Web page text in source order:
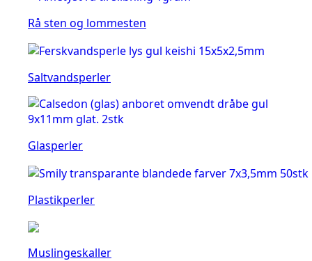
Rå sten og lommesten
Saltvandsperler
Glasperler
Plastikperler
Muslingeskaller